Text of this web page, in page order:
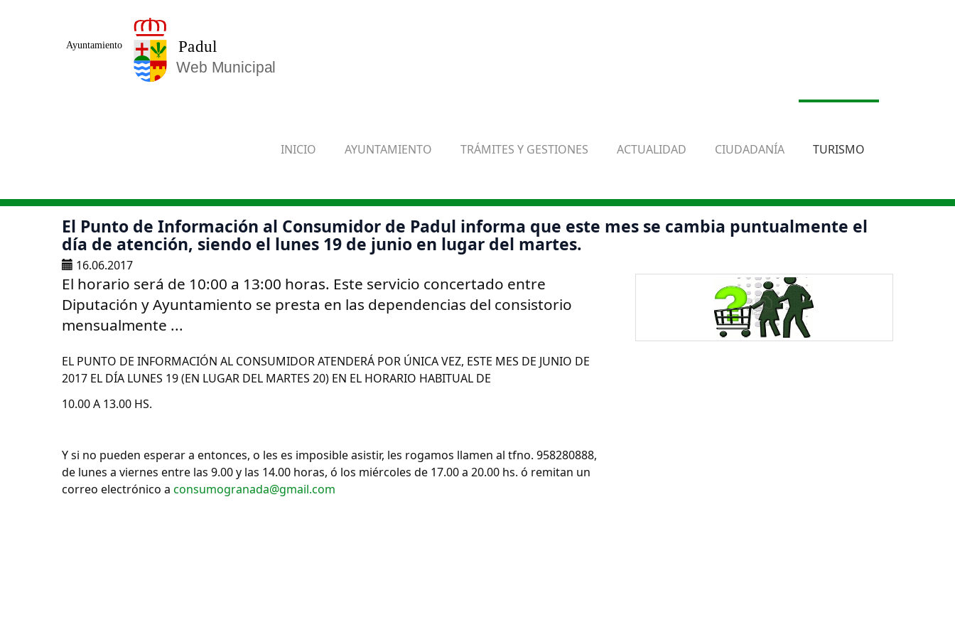
INICIO AYUNTAMIENTO TRÁMITES Y GESTIONES ACTUALIDAD CIUDADANÍA TURISMO
El Punto de Información al Consumidor de Padul informa que este mes se cambia puntualmente el
día de atención, siendo el lunes 19 de junio en lugar del martes.
16.06.2017
El horario será de 10:00 a 13:00 horas. Este servicio concertado entre
Diputación y Ayuntamiento se presta en las dependencias del consistorio
mensualmente ...
EL PUNTO DE INFORMACIÓN AL CONSUMIDOR ATENDERÁ POR ÚNICA VEZ, ESTE MES DE JUNIO DE
2017 EL DÍA LUNES 19 (EN LUGAR DEL MARTES 20) EN EL HORARIO HABITUAL DE
10.00 A 13.00 HS.
Y si no pueden esperar a entonces, o les es imposible asistir, les rogamos llamen al tfno. 958280888,
de lunes a viernes entre las 9.00 y las 14.00 horas, ó los miércoles de 17.00 a 20.00 hs. ó remitan un
correo electrónico aconsumogranada@gmail.com